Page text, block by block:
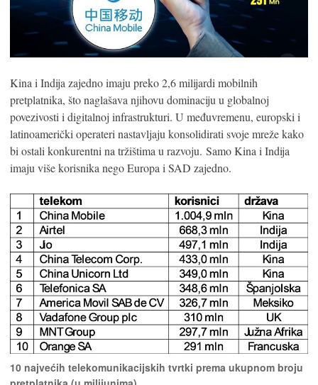
Kina i Indija zajedno imaju preko 2,6 milijardi mobilnih
pretplatnika, što naglašava njihovu dominaciju u globalnoj
povezivosti i digitalnoj infrastrukturi. U međuvremenu, europski i
latinoamerički operateri nastavljaju konsolidirati svoje mreže kako
bi ostali konkurentni na tržištima u razvoju. Samo Kina i Indija
imaju više korisnika nego Europa i SAD zajedno.
10 najvećih telekomunikacijskih tvrtki prema ukupnom broju